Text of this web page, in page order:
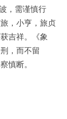
，需谨慎行
，小亨，旅贞
吉祥。《象
，而不留
慎断。